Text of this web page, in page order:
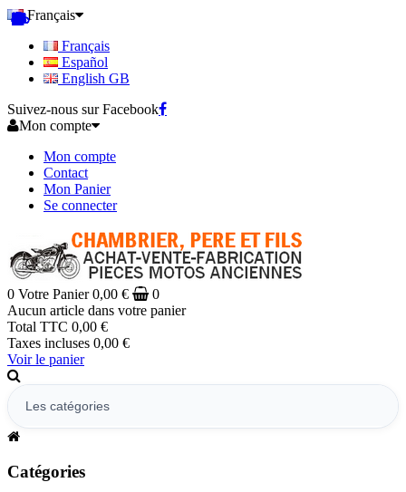
Français
Français
Español
English GB
Suivez-nous sur Facebook
Mon compte
Mon compte
Contact
Mon Panier
Se connecter
0 Votre Panier 0,00 €
0
Aucun article dans votre panier
Total TTC 0,00 €
Taxes incluses 0,00 €
Voir le panier
Catégories